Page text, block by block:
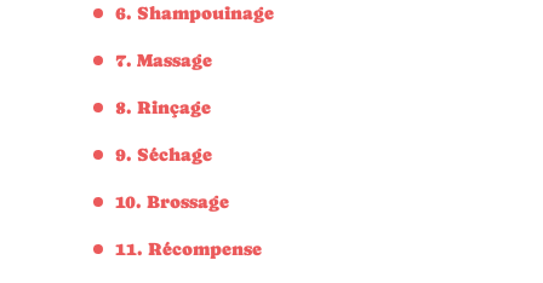
6. Shampouinage
7. Massage
8. Rinçage
9. Séchage
10. Brossage
11. Récompense